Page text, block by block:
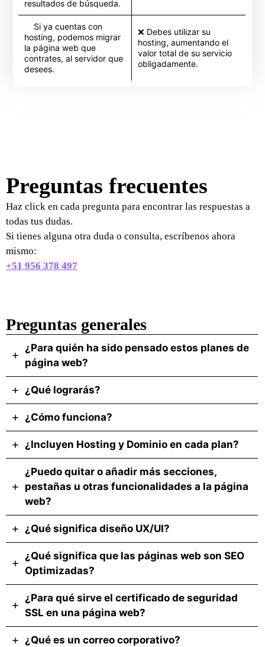
resultados de búsqueda.
Si ya cuentas con
hosting, podemos migrar
la página web que
contrates, al servidor que
desees.
❌ Debes utilizar su
hosting, aumentando el
valor total de su servicio
obligadamente.
Preguntas frecuentes
Haz click en cada pregunta para encontrar las respuestas a
todas tus dudas.
Si tienes alguna otra duda o consulta, escríbenos ahora
mismo:
+51 956 378 497
Preguntas generales
¿Para quién ha sido pensado estos planes de
página web?
¿Qué lograrás?
¿Cómo funciona?
¿Incluyen Hosting y Dominio en cada plan?
¿Puedo quitar o añadir más secciones,
pestañas u otras funcionalidades a la página
web?
¿Qué significa diseño UX/UI?
¿Qué significa que las páginas web son SEO
Optimizadas?
¿Para qué sirve el certificado de seguridad
SSL en una página web?
¿Qué es un correo corporativo?